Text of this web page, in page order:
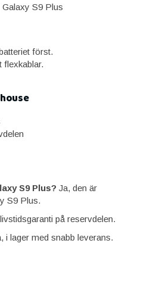
S9 Plus
först.
flexkablar.
S9 Plus? Ja, den är
S9 Plus.
på reservdelen.
i lager med snabb leverans.